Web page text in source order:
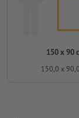
150 x 90
150,0 x